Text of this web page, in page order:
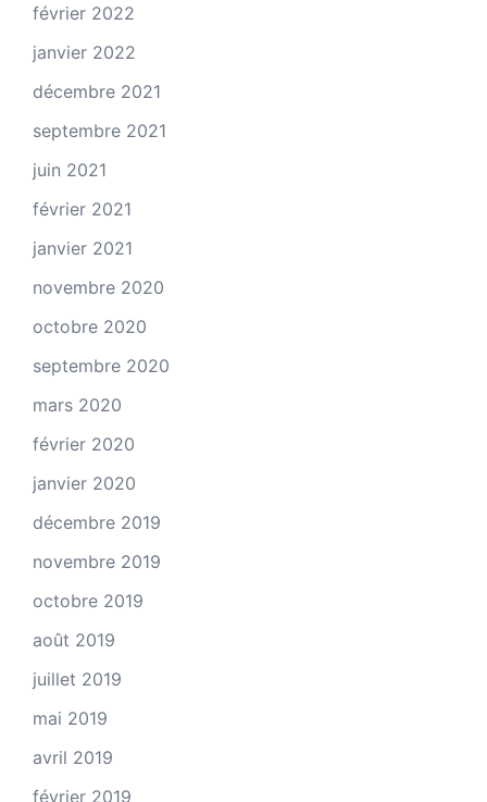
février 2022
janvier 2022
décembre 2021
septembre 2021
juin 2021
février 2021
janvier 2021
novembre 2020
octobre 2020
septembre 2020
mars 2020
février 2020
janvier 2020
décembre 2019
novembre 2019
octobre 2019
août 2019
juillet 2019
mai 2019
avril 2019
février 2019